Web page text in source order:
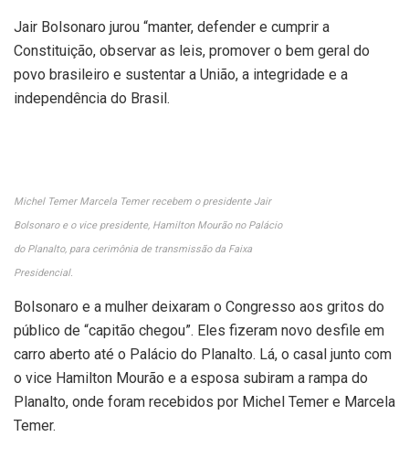
Jair Bolsonaro jurou “manter, defender e cumprir a
Constituição, observar as leis, promover o bem geral do
povo brasileiro e sustentar a União, a integridade e a
independência do Brasil.
Michel Temer Marcela Temer recebem o presidente Jair
Bolsonaro e o vice presidente, Hamilton Mourão no Palácio
do Planalto, para cerimônia de transmissão da Faixa
Presidencial.
Bolsonaro e a mulher deixaram o Congresso aos gritos do
público de “capitão chegou”. Eles fizeram novo desfile em
carro aberto até o Palácio do Planalto. Lá, o casal junto com
o vice Hamilton Mourão e a esposa subiram a rampa do
Planalto, onde foram recebidos por Michel Temer e Marcela
Temer.